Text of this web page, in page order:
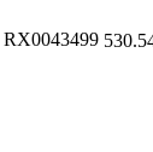
RX0043499